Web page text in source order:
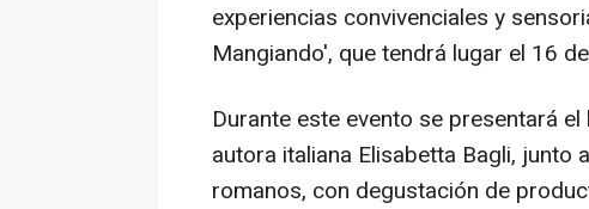
experiencias convivenciales y
Mangiando', que tendrá lugar el 16
Durante este evento se presentará
autora italiana Elisabetta Bagli,
romanos, con degustación de